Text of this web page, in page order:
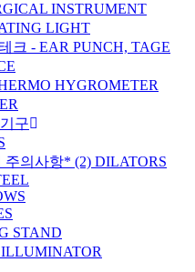
INSTRUMENT
LIGHT
크 - EAR PUNCH, TAGE
HYGROMETER
구
의사항* (2) DILATORS
STAND